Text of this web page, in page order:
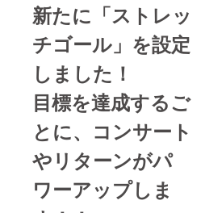
新たに「ストレッ
チゴール」を設定
しました！
目標を達成するご
とに、コンサート
やリターンがパ
ワーアップしま